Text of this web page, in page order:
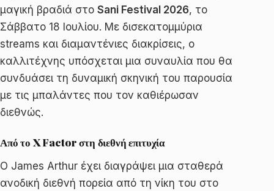
μαγική βραδιά στο Sani Festival 2026, το
Σάββατο 18 Ιουλίου. Με δισεκατομμύρια
streams και διαμαντένιες διακρίσεις, ο
καλλιτέχνης υπόσχεται μια συναυλία που θα
συνδυάσει τη δυναμική σκηνική του παρουσία
με τις μπαλάντες που τον καθιέρωσαν
διεθνώς.
Από το X Factor στη διεθνή επιτυχία
Ο James Arthur έχει διαγράψει μια σταθερά
ανοδική διεθνή πορεία από τη νίκη του στο